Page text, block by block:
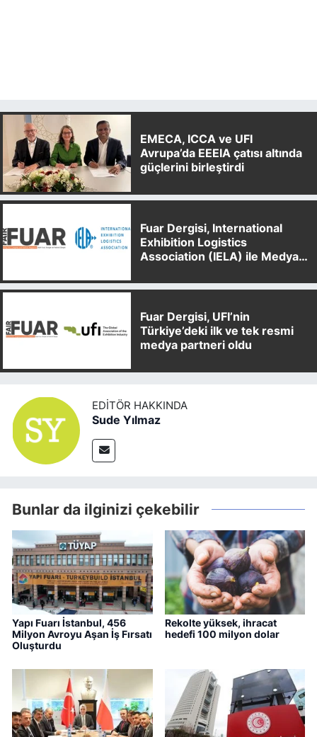
EMECA, ICCA ve UFI
Avrupa’da EEEIA çatısı altında
güçlerini birleştirdi
Fuar Dergisi, International
Exhibition Logistics
Association (IELA) ile Medya
Fuar Dergisi, UFI’nin
Türkiye’deki ilk ve tek resmi
medya partneri oldu
EDITÖR HAKKINDA
Sude Yılmaz
Bunlar da ilginizi çekebilir
Yapı Fuarı İstanbul, 456
Milyon Avroyu Aşan İş Fırsatı
Oluşturdu
Rekolte yüksek, ihracat
hedefi 100 milyon dolar